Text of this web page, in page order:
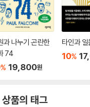
과 나누기 곤란한
74
% 19,800원
타인과 일
10%
상품의 태그